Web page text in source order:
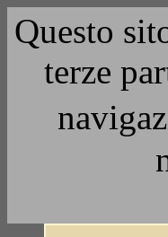
Questo
terze